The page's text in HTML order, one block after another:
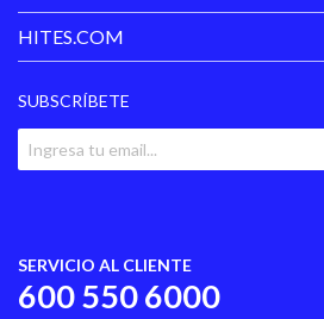
HITES.COM
SUBSCRÍBETE
SERVICIO AL CLIENTE
600 550 6000